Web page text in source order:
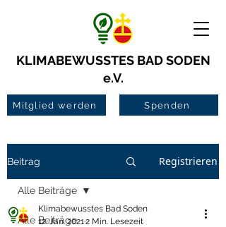
KLIMABEWUSSTES BAD SODEN
e.V.
Spenden
Mitglied werden
Beitrag Registrieren
Alle Beiträge
Alle Beiträge
Klimabewusstes Bad Soden
12. Jan. 20212 Min. Lesezeit